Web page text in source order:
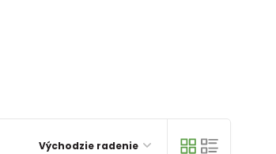
Východzie radenie